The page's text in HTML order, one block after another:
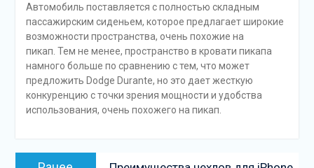
Автомобиль поставляется с полностью складным
пассажирским сиденьем, которое предлагает широкие
возможности пространства, очень похожие на
пикап. Тем не менее, пространство в кровати пикапа
намного больше по сравнению с тем, что может
предложить Dodge Durante, но это дает жесткую
конкуренцию с точки зрения мощности и удобства
использования, очень похожего на пикап.
Навигация
Предыдущая